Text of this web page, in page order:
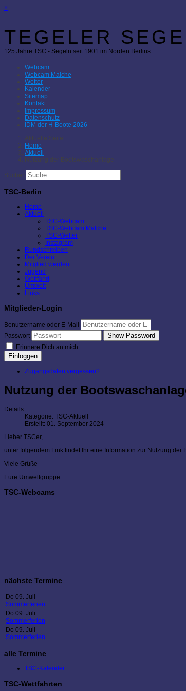
×
TEGELER
125 Jahre TSC - Segeln seit 1901 im Norden Berlins
Webcam
Webcam Malche
Wetter
Kalender
Sitemap
Kontakt
Impressum
Datenschutz
IDM der H-Boote 2026
Aktuelle Seite:
Home
Aktuell
Nutzung der Bootswaschanlage
Suchen
TSC-Berlin
Home
Aktuell
TSC-Webcam
TSC-Webcam Malche
TSC-Wetter
Instagram
Rundschreiben
Der Verein
Mitglied werden
Jugend
Wettfahrt
Umwelt
Links
Mitglieder-Login
Benutzername oder E-Mail
Passwort
Show Password
Erinnere Dich an mich
Einloggen
Zugangsdaten vergessen?
Nutzung der
Details
Kategorie: TSC-Aktuell
Erstellt: 01. September 2024
Lieber TSCer,
unter folgendem Link findet Ihr eine Information zur Nutzung
Viele Grüße
Eure Umweltgruppe
TSC-Webcams
nächste Termine
Do 09. Juli
Sommerferien
Do 09. Juli
Sommerferien
Do 09. Juli
Sommerferien
alle Termine
TSC-Kalender
TSC-Wettfahrten